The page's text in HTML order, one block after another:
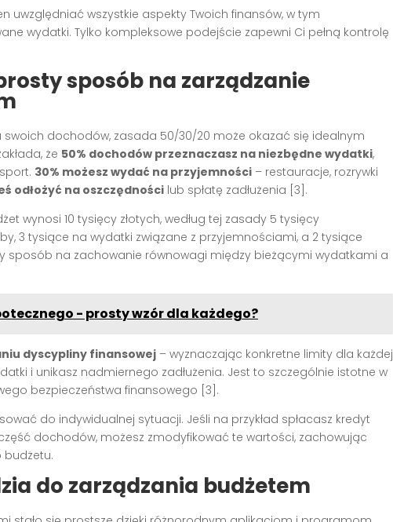
uwzględniać wszystkie aspekty Twoich finansów, w tym
wydatki. Tylko kompleksowe podejście zapewni Ci pełną kontrolę
sposób na zarządzanie
swoich dochodów, zasada 50/30/20 może okazać się idealnym
że 50% dochodów przeznaczasz na niezbędne wydatki,
30% możesz wydać na przyjemności – restauracje, rozrywki
odłożyć na oszczędności lub spłatę zadłużenia [3].
wynosi 10 tysięcy złotych, według tej zasady 5 tysięcy
3 tysiące na wydatki związane z przyjemnościami, a 2 tysiące
sposób na zachowanie równowagi między bieżącymi wydatkami a
- prosty wzór dla każdego?
dyscypliny finansowej – wyznaczając konkretne limity dla każdej
i unikasz nadmiernego zadłużenia. Jest to szczególnie istotne w
bezpieczeństwa finansowego [3].
do indywidualnej sytuacji. Jeśli na przykład spłacasz kredyt
dochodów, możesz zmodyfikować te wartości, zachowując
do zarządzania budżetem